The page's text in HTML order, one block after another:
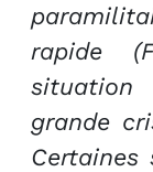
rapide
grande
Certaines